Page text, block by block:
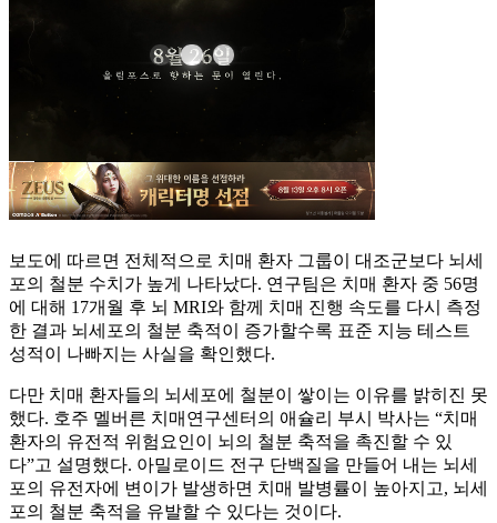
보도에 따르면 전체적으로 치매 환자 그룹이 대조군보다 뇌세
포의 철분 수치가 높게 나타났다. 연구팀은 치매 환자 중 56명
에 대해 17개월 후 뇌 MRI와 함께 치매 진행 속도를 다시 측정
한 결과 뇌세포의 철분 축적이 증가할수록 표준 지능 테스트
성적이 나빠지는 사실을 확인했다.
다만 치매 환자들의 뇌세포에 철분이 쌓이는 이유를 밝히진 못
했다. 호주 멜버른 치매연구센터의 애슐리 부시 박사는 “치매
환자의 유전적 위험요인이 뇌의 철분 축적을 촉진할 수 있
다”고 설명했다. 아밀로이드 전구 단백질을 만들어 내는 뇌세
포의 유전자에 변이가 발생하면 치매 발병률이 높아지고, 뇌세
포의 철분 축적을 유발할 수 있다는 것이다.